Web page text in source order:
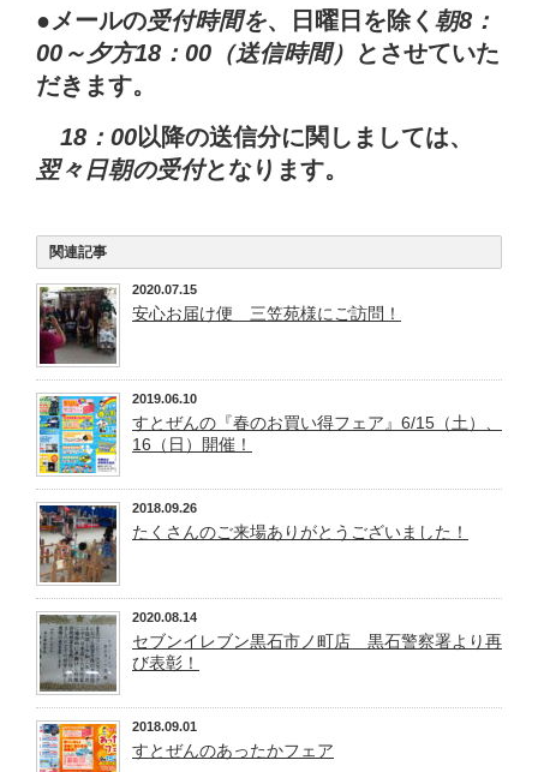
●メールの受付時間を、日曜日を除く 朝8：
00～夕方18：00（送信時間） とさせていた
だきます。
18：00以降の送信分に関しましては、
翌々日朝の受付となります。
関連記事
2020.07.15
安心お届け便 三笠苑様にご訪問！
2019.06.10
すとぜんの『春のお買い得フェア』6/15（土）、
16（日）開催！
2018.09.26
たくさんのご来場ありがとうございました！
2020.08.14
セブンイレブン黒石市ノ町店 黒石警察署より再
び表彰！
2018.09.01
すとぜんのあったかフェア